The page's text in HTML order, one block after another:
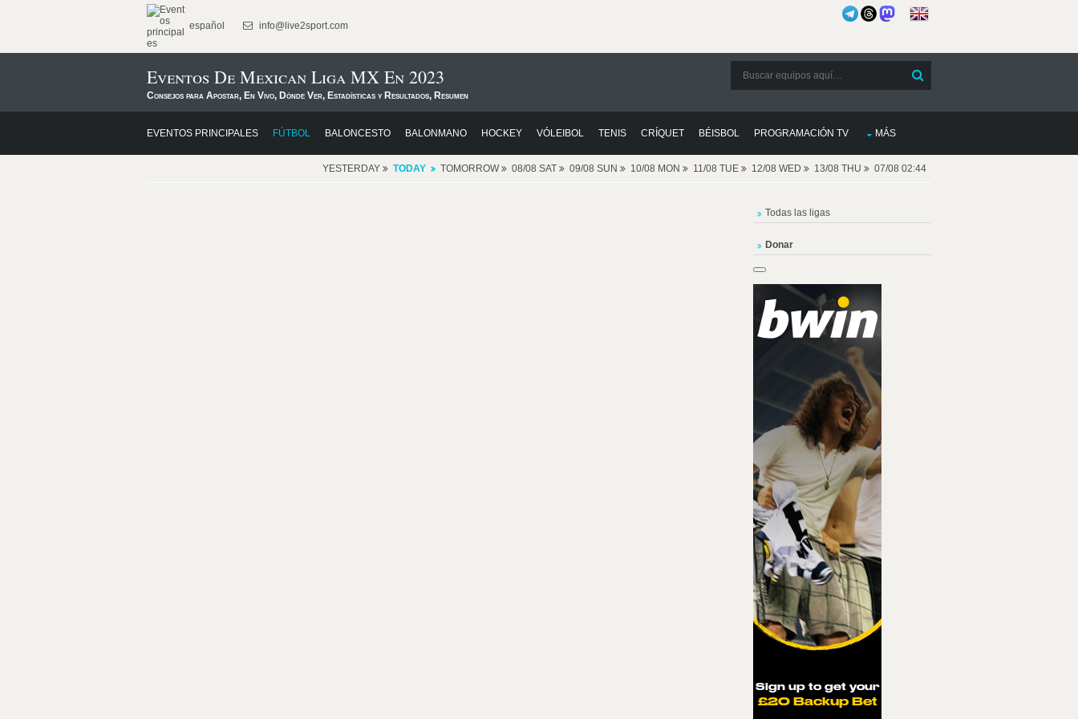
español info@live2sport.com
Eventos De Mexican Liga MX En 2023
Consejos para Apostar, En Vivo, Dónde Ver, Estadísticas y Resultados, Resumen
EVENTOS PRINCIPALES FÚTBOL BALONCESTO BALONMANO HOCKEY VÓLEIBOL TENIS CRÍQUET BÉISBOL PROGRAMACIÓN TV MÁS
YESTERDAY TODAY TOMORROW 08/08 SAT 09/08 SUN 10/08 MON 11/08 TUE 12/08 WED 13/08 THU 07/08 02:44
Todas las ligas
Donar